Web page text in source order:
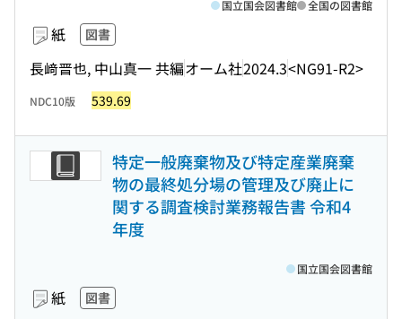
紙 図書
長﨑晋也, 中山真一 共編オーム社2024.3<NG91-R2>
国立国会図書館 全国の図書館
NDC10版 539.69
特定一般廃棄物及び特定産業廃棄
物の最終処分場の管理及び廃止に
関する調査検討業務報告書 令和4
年度
紙 図書
国立国会図書館